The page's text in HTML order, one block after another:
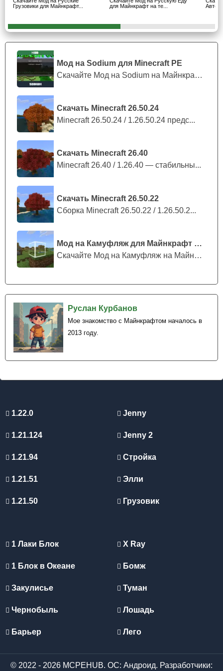
Мод на Sodium для Minecraft PE
Скачайте Мод на Sodium на Майнкрафт П...
Скачать Minecraft 26.50.24
Minecraft 26.50.24 / 1.26.50.24 предс...
Скачать Minecraft 26.40
Minecraft 26.40 / 1.26.40 — стабильны...
Скачать Minecraft 26.50.22
Сборка Minecraft 26.50.22 / 1.26.50.2...
Мод на Камуфляж для Майнкрафт ПЕ
Скачайте Мод на Камуфляж на Майнкрафт...
Руслан Курбанов
Мое знакомство с Майнкрафтом началось в
2013 году.
Также в аддоне присутствуют командиры и два
вступают в бой между собой при их появлении.
Для призыва рядовых из мода на оружие СССР в
Майнкрафт ПЕ, геймерам необходимо использовать
спавнеры, которые позволят породить воинов на карте.
Транспорт
Военный транспорт тоже присутствует в моде на оружие
Благодаря аддону, крафтерам доступы новые
вертолета.
непробиваемыми, что делает их мощным средством
передвижения и уничтожения в битве.
создают атмосферу настоящего боевого действия и
усиливают погружение.
Грузовики для Майнкрафт...
для Майнкрафт на те...
1.22.0
1.21.124
1.21.94
1.21.51
1.21.50
Jenny
Jenny 2
Стройка
Элли
Грузовик
1 Лаки Блок
1 Блок в Океане
Закулисье
Чернобыль
Барьер
X Ray
Бомж
Туман
Лошадь
Лего
© 2022 - 2026 MCPEHUB. ОС: Андроид. Разработчики: